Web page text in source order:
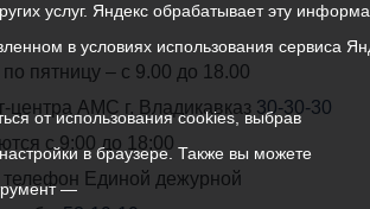
пятницу – с 9.00 до 18.00
центра АМС г. Владикавказ 30-30-30
с 9:00 до 18:00
телефон Единой дежурной
услуг. Яндекс обрабатывает эту
в условиях использования сервиса
от использования cookies, выбрав
в браузере. Также вы можете
—